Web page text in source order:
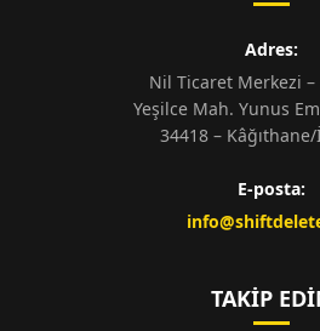
Adres:
Nil Ticaret Merkezi –
Yeşilce Mah. Yunus
34418 –
E-posta:
TAKIP